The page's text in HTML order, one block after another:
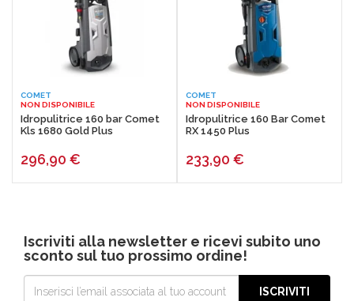
COMET
NON DISPONIBILE
Idropulitrice 160 bar Comet
Kls 1680 Gold Plus
296,90 €
COMET
NON DISPONIBILE
Idropulitrice 160 Bar Comet
RX 1450 Plus
233,90 €
Iscriviti alla newsletter e ricevi subito uno
sconto sul tuo prossimo ordine!
ISCRIVITI